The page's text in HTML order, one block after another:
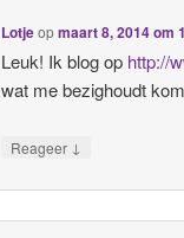
Lotjeopmaart 8, 2014 om
Leuk! Ik blog op http://
wat me bezighoudt
Reageer ↓